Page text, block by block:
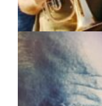
ΠΟΛΙΤΙΣΜΟΣ 05/08/
Η Marko
Αριστοτέλεια